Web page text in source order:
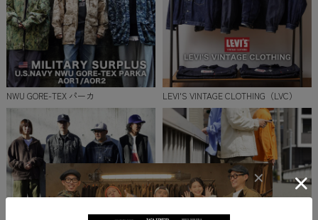
NWU GORE-TEX パーカ LEVI'S VINTAGE CLOTHING（LVC）